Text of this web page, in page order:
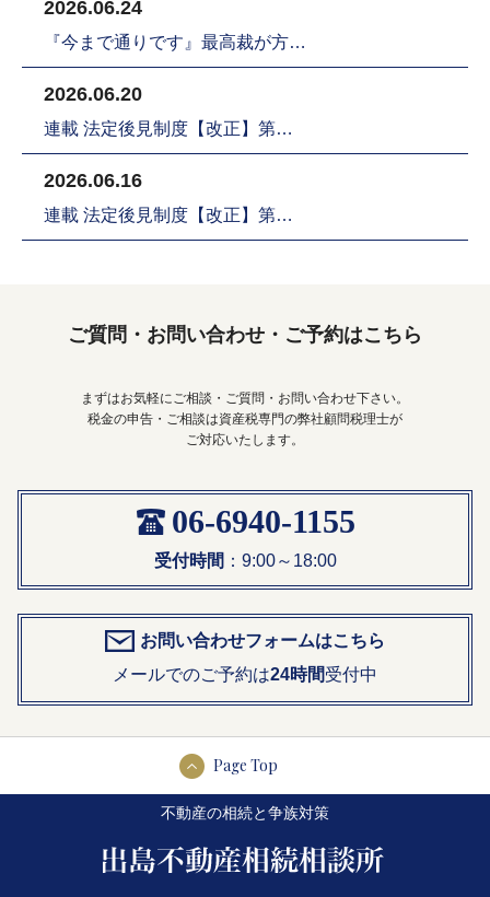
2026.06.24
『今まで通りです』最高裁が方…
2026.06.20
連載 法定後見制度【改正】第…
2026.06.16
連載 法定後見制度【改正】第…
ご質問・お問い合わせ・ご予約はこちら
まずはお気軽にご相談・ご質問・お問い合わせ下さい。
税金の申告・ご相談は資産税専門の弊社顧問税理士が
ご対応いたします。
06-6940-1155
受付時間 ：9:00～18:00
お問い合わせフォームはこちら
メールでのご予約は24時間受付中
Page Top
不動産の相続と争族対策